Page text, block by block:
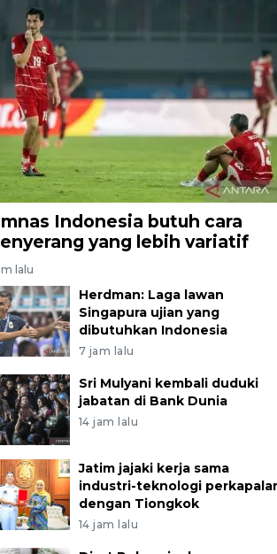
Indonesia butuh cara
yang lebih variatif
lalu
Herdman: Laga lawan
Singapura ujian yang
dibutuhkan Indonesia
7 jam lalu
Sri Mulyani kembali duduki
jabatan di Bank Dunia
14 jam lalu
Jatim jajaki kerja sama
industri-teknologi
dengan Tiongkok
14 jam lalu